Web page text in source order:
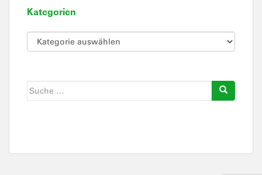
Kategorien
Kategorien
Suche